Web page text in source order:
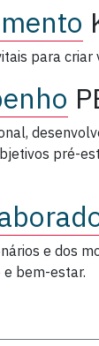
para criar
pré-
e dos
bem-estar.